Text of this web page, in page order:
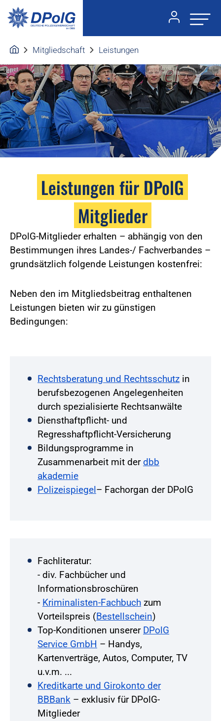
Mitgliedschaft Leistungen
Foto:Foto: Friedhelm Windmüller
Leistungen für DPolG
Mitglieder
DPolG-Mitglieder erhalten – abhängig von den
Bestimmungen ihres Landes-/ Fachverbandes –
grundsätzlich folgende Leistungen kostenfrei:
Neben den im Mitgliedsbeitrag enthaltenen
Leistungen bieten wir zu günstigen
Bedingungen:
Rechtsberatung und Rechtsschutz in
berufsbezogenen Angelegenheiten
durch spezialisierte Rechtsanwälte
Diensthaftpflicht- und
Regresshaftpflicht-Versicherung
Bildungsprogramme in
Zusammenarbeit mit derdbb
akademie
Polizeispiegel– Fachorgan der DPolG
Fachliteratur:
- div. Fachbücher und
Informationsbroschüren
- Kriminalisten-Fachbuch zum
Vorteilspreis (Bestellschein)
Top-Konditionen unserer DPolG
Service GmbH – Handys,
Kartenverträge, Autos, Computer, TV
u.v.m. ...
Kreditkarte und Girokonto der
BBBank – exklusiv für DPolG-
Mitglieder